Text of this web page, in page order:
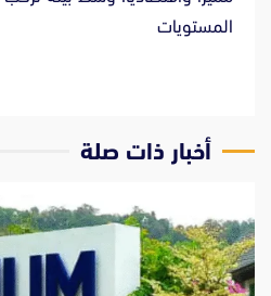
المستويات
‫أخبار ذات صلة